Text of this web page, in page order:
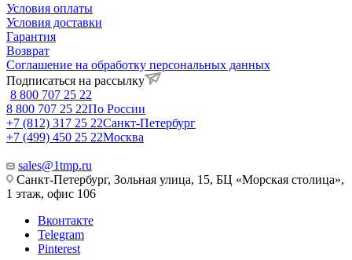
Условия оплаты
Условия доставки
Гарантия
Возврат
Соглашение на обработку персональных данных
Подписаться на рассылку
8 800 707 25 22
8 800 707 25 22По России
+7 (812) 317 25 22Санкт-Петербург
+7 (499) 450 25 22Москва
sales@1tmp.ru
Санкт-Петербург, Зольная улица, 15, БЦ «Морская столица»,
1 этаж, офис 106
Вконтакте
Telegram
Pinterest